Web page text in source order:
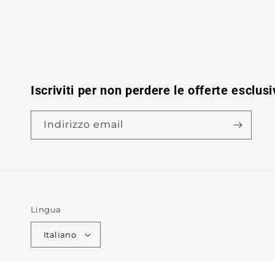
Iscriviti per non perdere le offerte
Indirizzo email
Lingua
Italiano